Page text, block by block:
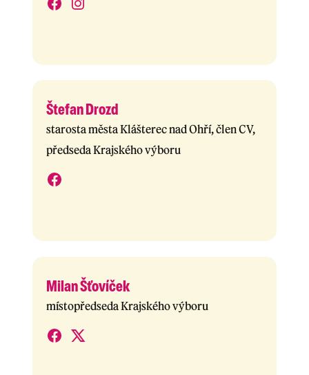
Štefan Drozd
starosta města Klášterec nad Ohří, člen CV,
předseda Krajského výboru
Milan Šťovíček
místopředseda Krajského výboru